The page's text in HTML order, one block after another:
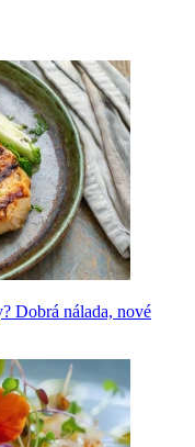
Dobrá nálada, nové